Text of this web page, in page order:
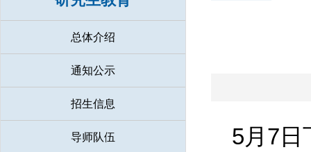
总体介绍
通知公示
招生信息
导师队伍
5月7日